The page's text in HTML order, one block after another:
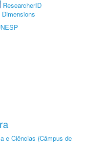
ResearcherID
Dimensions
e Ciências (Câmpus de